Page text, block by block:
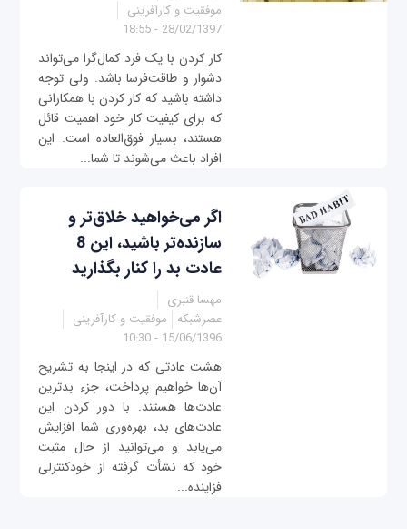
موفقیت و کارآفرینی
28/02/1397 - 18:55
کار کردن با یک فرد کمال‌گرا می‌تواند
دشوار و طاقت‌فرسا باشد. ولی توجه
داشته باشید که کار کردن با همکارانی
که برای کیفیت کار خود اهمیت قائل
هستند، بسیار فوق‌العاده است. این
افراد باعث می‌شوند تا شما...
اگر می‌خواهید خلاق‌تر و
سازنده‌تر باشید، این 8
عادت بد را کنار بگذارید
مهسا قنبری
عصرشبکه
موفقیت و کارآفرینی
15/06/1396 - 10:30
هشت عادتی که در اینجا به تشریح
آن‌ها خواهیم پرداخت، جزء بدترین
عادت‌ها هستند. با دور کردن این
عادت‌های بد، بهره‌وری شما افزایش
می‌یابد و می‌توانید از حال مثبت
خود که نشأت گرفته از خودکنترلی
فزاینده...